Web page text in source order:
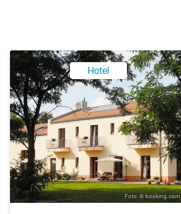
Hotel
Foto: © booking.com